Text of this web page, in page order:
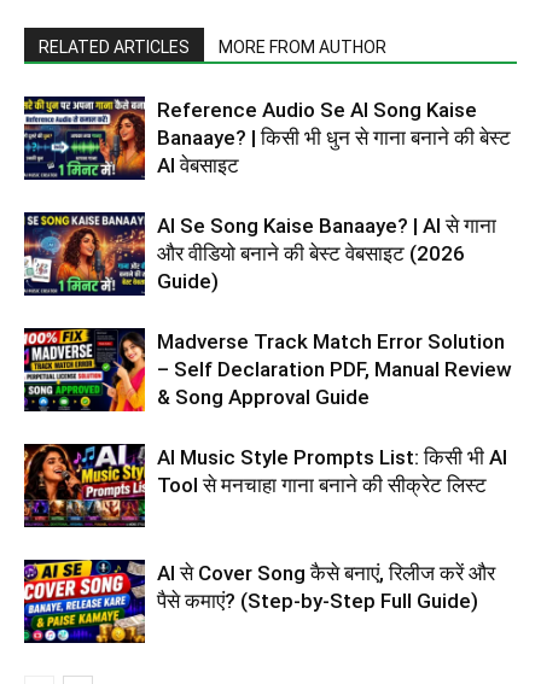
RELATED ARTICLES MORE FROM AUTHOR
Reference Audio Se AI Song Kaise
Banaaye? | किसी भी धुन से गाना बनाने की बेस्ट
AI वेबसाइट
AI Se Song Kaise Banaaye? | AI से गाना
और वीडियो बनाने की बेस्ट वेबसाइट (2026
Guide)
Madverse Track Match Error Solution
– Self Declaration PDF, Manual Review
& Song Approval Guide
AI Music Style Prompts List: किसी भी AI
Tool से मनचाहा गाना बनाने की सीक्रेट लिस्ट
AI से Cover Song कैसे बनाएं, रिलीज करें और
पैसे कमाएं? (Step-by-Step Full Guide)